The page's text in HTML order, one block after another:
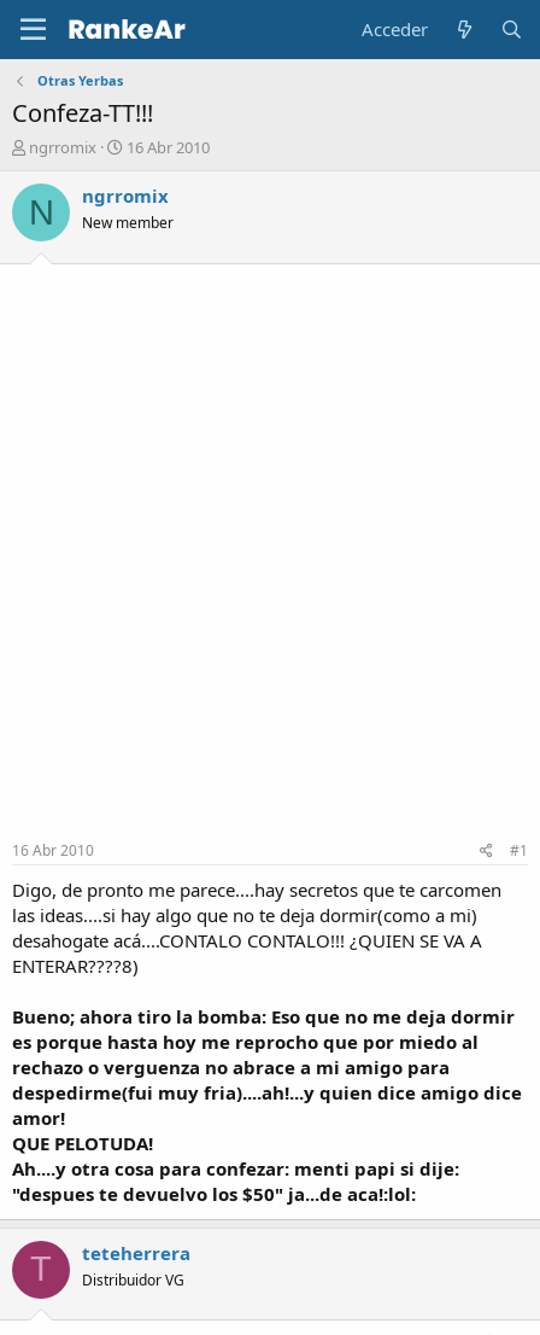
Acceder
Otras Yerbas
Confeza-TT!!!
A
t
o
r
ngrromix
F
c
a
16 Abr 2010
N ngrromix
New member
16 Abr 2010 #1
Digo, de pronto me parece....hay secretos que te carcomen
las ideas....si hay algo que no te deja dormir(como a mi)
desahogate acá....CONTALO CONTALO!!! ¿QUIEN SE VA A
ENTERAR????8)
Bueno; ahora tiro la bomba: Eso que no me deja dormir
es porque hasta hoy me reprocho que por miedo al
rechazo o verguenza no abrace a mi amigo para
despedirme(fui muy fria)....ah!...y quien dice amigo dice
amor!
QUE PELOTUDA!
Ah....y otra cosa para confezar: menti papi si dije:
"despues te devuelvo los $50" ja...de aca!:lol:
T teteherrera
Distribuidor VG